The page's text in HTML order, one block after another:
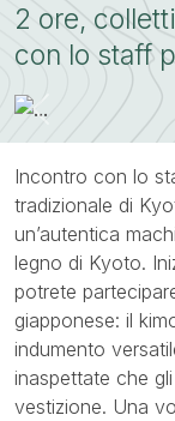
2 ore,
con lo staff
Previous
Incontro con lo
tradizionale di
un’autentica
legno di Kyoto.
potrete
giapponese: il
indumento
inaspettate che
vestizione. Una